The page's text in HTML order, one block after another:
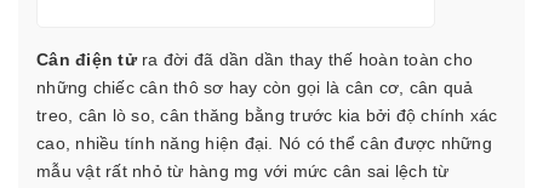
Cân điện tử chuyên dụng:
Cân điện tử ra đời đã dần dần thay thế hoàn toàn cho
những chiếc cân thô sơ hay còn gọi là cân cơ, cân quả
treo, cân lò so, cân thăng bằng trước kia bởi độ chính xác
cao, nhiều tính năng hiện đại. Nó có thể cân được những
mẫu vật rất nhỏ từ hàng mg với mức cân sai lệch từ